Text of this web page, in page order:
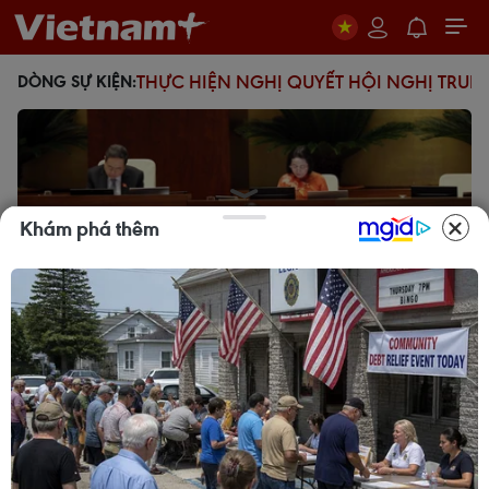
DÒNG SỰ KIỆN:THỰC HIỆN NGHỊ QUYẾT HỘI NGHỊ
Bảo đảm an toàn hệ thống ngân
Khám phá thêm